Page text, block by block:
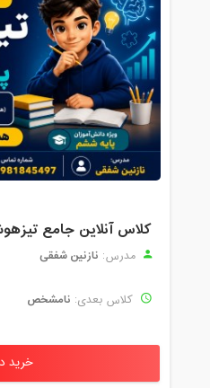
کلاس آنلاین جامع
مدرس: نازنین شفقی
کلاس بعدی: نامشخص
خرید